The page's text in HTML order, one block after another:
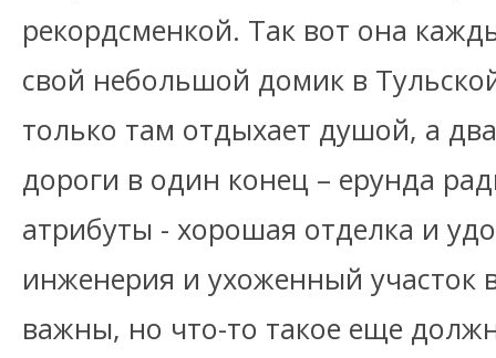
рекордсменкой. Так вот она
свой небольшой домик в
только там отдыхает душой, а
дороги в один конец – ерунда
атрибуты - хорошая отделка и
инженерия и ухоженный участок
важны, но что-то такое еще